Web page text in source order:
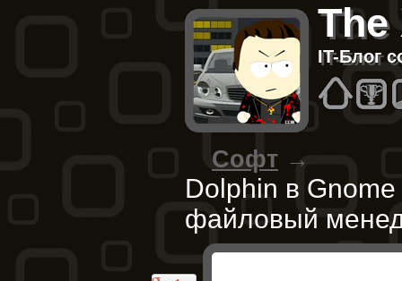
The
IT-Блог
Софт →
Dolphin в Gnome
файловый